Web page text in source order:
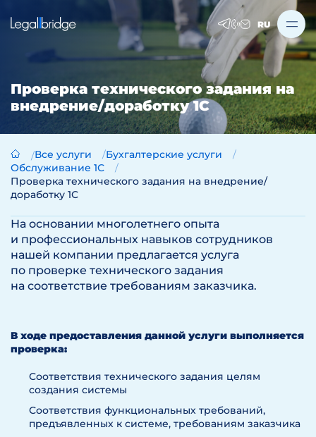
RU
Проверка технического задания на
внедрение/доработку 1С
Все услуги
Бухгалтерские услуги
Обслуживание 1С
Проверка технического задания на внедрение/
доработку 1С
На основании многолетнего опыта
и профессиональных навыков сотрудников
нашей компании предлагается услуга
по проверке технического задания
на соответствие требованиям заказчика.
В ходе предоставления данной услуги выполняется
проверка:
Соответствия технического задания целям
создания системы
Соответствия функциональных требований,
предъявленных к системе, требованиям заказчика